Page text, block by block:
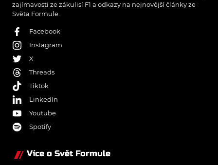
zajímavosti ze zákulisí F1 a odkazy na nejnovější články ze
Světa Formule.
Facebook
Instagram
X
Threads
Tiktok
LinkedIn
Youtube
Spotify
Více o Svět Formule